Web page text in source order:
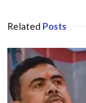
Related Posts